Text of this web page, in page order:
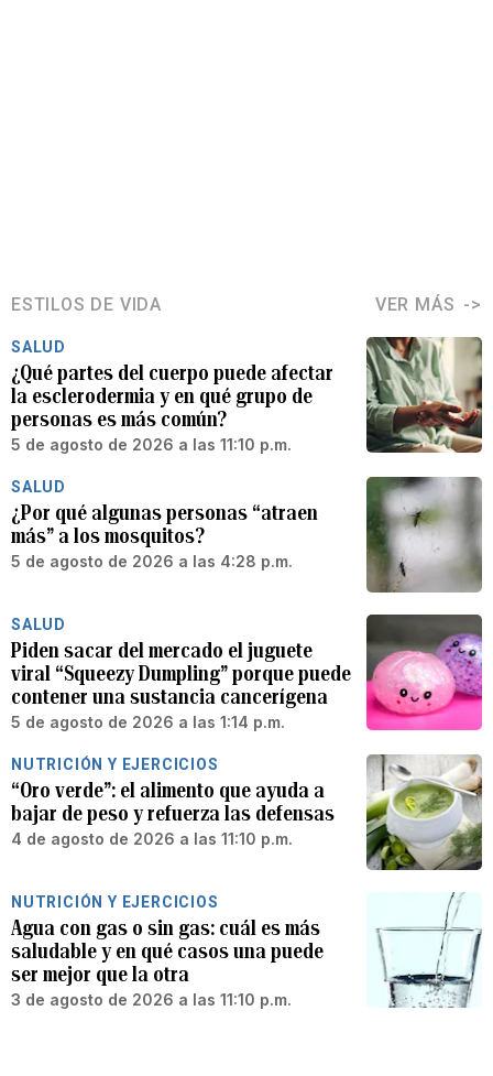
ESTILOS DE VIDA VER MÁS
SALUD
¿Qué partes del cuerpo puede afectar
la esclerodermia y en qué grupo de
personas es más común?
5 de agosto de 2026 a las 11:10 p.m.
SALUD
¿Por qué algunas personas “atraen
más” a los mosquitos?
5 de agosto de 2026 a las 4:28 p.m.
SALUD
Piden sacar del mercado el juguete
viral “Squeezy Dumpling” porque puede
contener una sustancia cancerígena
5 de agosto de 2026 a las 1:14 p.m.
NUTRICIÓN Y EJERCICIOS
“Oro verde”: el alimento que ayuda a
bajar de peso y refuerza las defensas
4 de agosto de 2026 a las 11:10 p.m.
NUTRICIÓN Y EJERCICIOS
Agua con gas o sin gas: cuál es más
saludable y en qué casos una puede
ser mejor que la otra
3 de agosto de 2026 a las 11:10 p.m.